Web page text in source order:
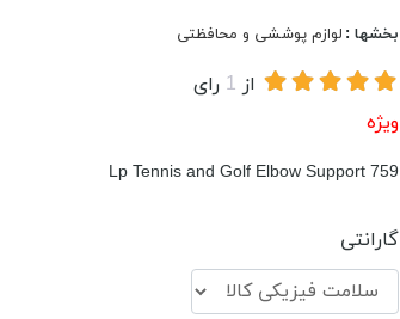
بخشها : لوازم پوششی و محافظتی
از 1 رای
ویژه
Lp Tennis and Golf Elbow Support 759
گارانتی